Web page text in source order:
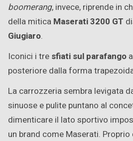
boomerang, invece, riprende in
della mitica Maserati 3200 GT
Giugiaro.
Iconici i tre sfiati sul parafango
posteriore dalla forma
La carrozzeria sembra levigata
sinuose e pulite puntano al
dimenticare il lato sportivo
un brand come Maserati.